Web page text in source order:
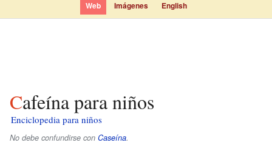
Web Imágenes English
Cafeína para niños
Enciclopedia para niños
No debe confundirse con Caseína.